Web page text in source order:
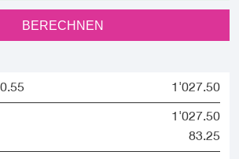
BERECHNEN
1'027.50
1'027.50
83.25